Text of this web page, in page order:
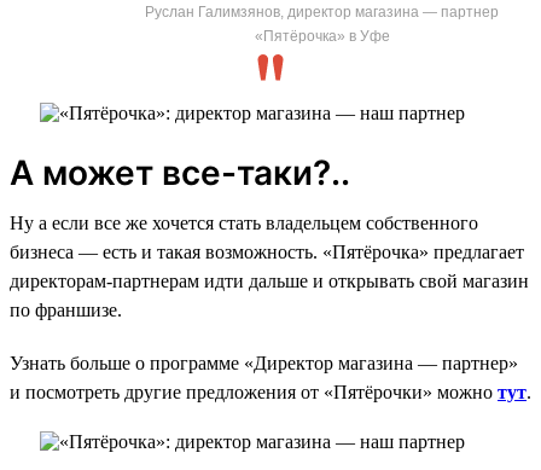
Руслан Галимзянов, директор магазина — партнер
«Пятёрочка» в Уфе
А может все-таки?..
Ну а если все же хочется стать владельцем собственного
бизнеса — есть и такая возможность. «Пятёрочка» предлагает
директорам-партнерам идти дальше и открывать свой магазин
по франшизе.
Узнать больше о программе «Директор магазина — партнер»
и посмотреть другие предложения от «Пятёрочки» можно тут.